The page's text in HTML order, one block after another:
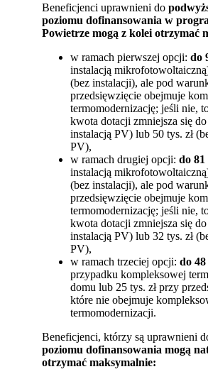
Beneficjenci uprawnieni do
poziomu dofinansowania w
Powietrze mogą z kolei otrzymać
w ramach pierwszej opcji:do
instalacją
(bez instalacji), ale pod
przedsięwzięcie obejmuje
termomodernizację; jeśli nie,
kwota dotacji zmniejsza się do
instalacją PV) lub 50 tys. zł
PV),
w ramach drugiej opcji:do 81
instalacją
(bez instalacji), ale pod
przedsięwzięcie obejmuje
termomodernizację; jeśli nie,
kwota dotacji zmniejsza się do
instalacją PV) lub 32 tys. zł
PV),
w ramach trzeciej opcji:do 48
przypadku kompleksowej
domu lub 25 tys. zł przy
które nie obejmuje
termomodernizacji.
Beneficjenci, którzy są uprawnieni
poziomu dofinansowania mogą
otrzymać maksymalnie: